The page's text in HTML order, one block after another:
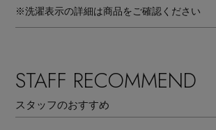
※洗濯表示の詳細は商品をご確認ください
STAFF RECOMMEND
スタッフのおすすめ